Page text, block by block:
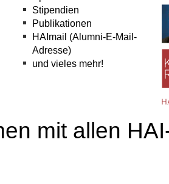
Stipendien
Publikationen
HAImail (Alumni-E-Mail-
Adresse)
und vieles mehr!
mit allen